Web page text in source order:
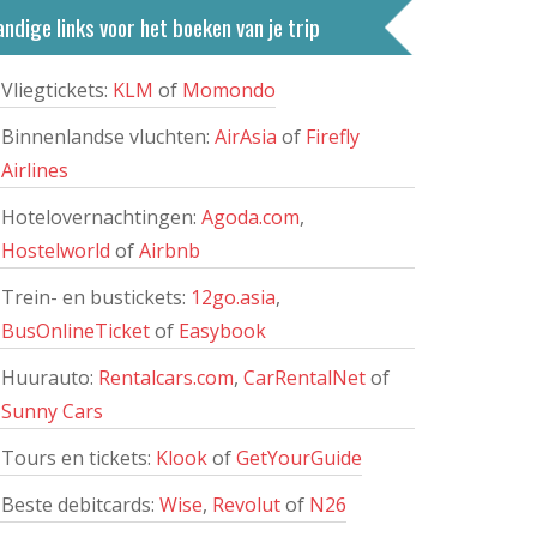
links voor het boeken van je trip
Vliegtickets: KLM of Momondo
Binnenlandse vluchten: AirAsia of Firefly
Airlines
Hotelovernachtingen: Agoda.com,
Hostelworld ofAirbnb
Trein- en bustickets: 12go.asia,
BusOnlineTicketof Easybook
Huurauto: Rentalcars.com, CarRentalNetof
Sunny Cars
Tours en tickets: KlookofGetYourGuide
Beste debitcards: Wise, Revolutof N26